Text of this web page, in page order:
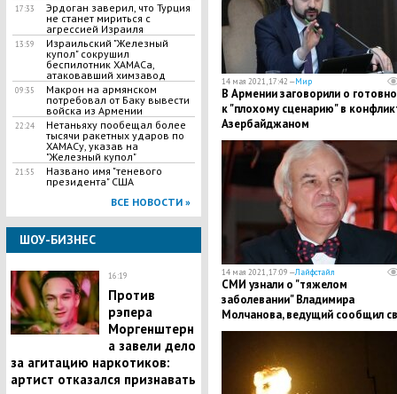
17:33
Эрдоган заверил, что Турция
не станет мириться с
агрессией Израиля
13:59
Израильский "Железный
купол" сокрушил
беспилотник ХАМАСа,
атаковавший химзавод
09:35
Макрон на армянском
потребовал от Баку вывести
войска из Армении
22:24
Нетаньяху пообещал более
тысячи ракетных ударов по
ХАМАСу, указав на
"Железный купол"
21:55
Названо имя "теневого
президента" США
ВСЕ НОВОСТИ »
ШОУ-БИЗНЕС
16:19
Против
рэпера
Моргенштерн
а завели дело
за агитацию наркотиков:
артист отказался признавать
14 мая 2021, 17:42 —Мир
В Армении заговорили о
к "плохому сценарию" в
Азербайджаном
14 мая 2021, 17:09 —Лайфстайл
СМИ узнали о "тяжелом
заболевании" Владимира
Молчанова, ведущий сообщил
версию